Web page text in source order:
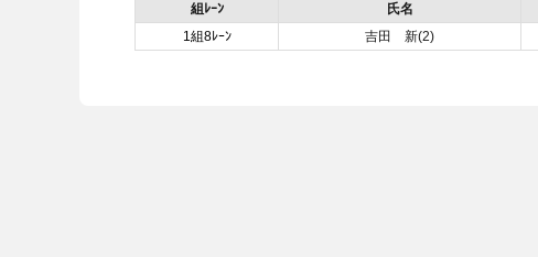
組ﾚｰﾝ 氏名
1組8ﾚｰﾝ
吉田 新(2)